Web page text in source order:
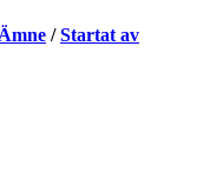
Ämne /Startat av